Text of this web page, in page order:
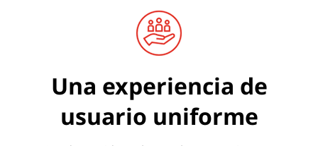
Una experiencia de
usuario uniforme